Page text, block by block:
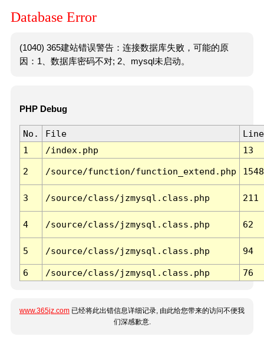
Database Error
(1040) 365建站错误警告：连接数据库失败，可能的原
因：1、数据库密码不对; 2、mysql未启动。
PHP Debug
No. File
Line
1
/index.php 13
2 /source/function/function_extend.php 1548
3 /source/class/jzmysql.class.php 211
4 /source/class/jzmysql.class.php 62
5 /source/class/jzmysql.class.php 94
6 /source/class/jzmysql.class.php 76
www.365jz.com 已经将此出错信息详细记录, 由此给您带来的访问不便我
们深感歉意.